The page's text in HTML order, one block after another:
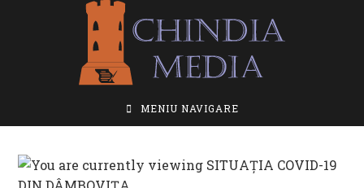
MENIU NAVIGARE